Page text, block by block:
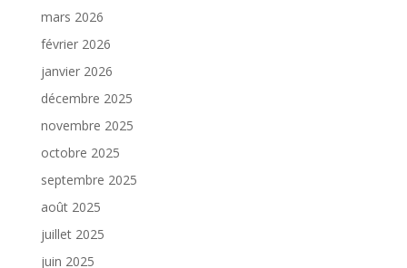
mars 2026
février 2026
janvier 2026
décembre 2025
novembre 2025
octobre 2025
septembre 2025
août 2025
juillet 2025
juin 2025